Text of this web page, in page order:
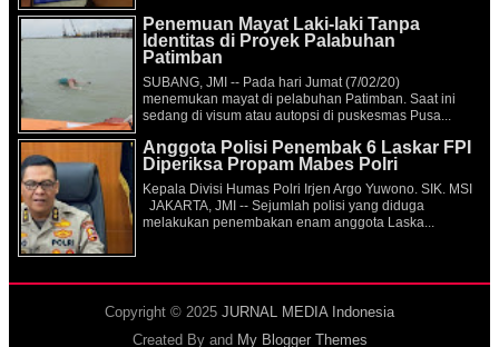
Penemuan Mayat Laki-laki Tanpa
Identitas di Proyek Palabuhan
Patimban
SUBANG, JMI -- Pada hari Jumat (7/02/20)
menemukan mayat di pelabuhan Patimban. Saat ini
sedang di visum atau autopsi di puskesmas Pusa...
Anggota Polisi Penembak 6 Laskar FPI
Diperiksa Propam Mabes Polri
Kepala Divisi Humas Polri Irjen Argo Yuwono. SIK. MSI
JAKARTA, JMI -- Sejumlah polisi yang diduga
melakukan penembakan enam anggota Laska...
Copyright © 2025 JURNAL MEDIA Indonesia
Created By and My Blogger Themes